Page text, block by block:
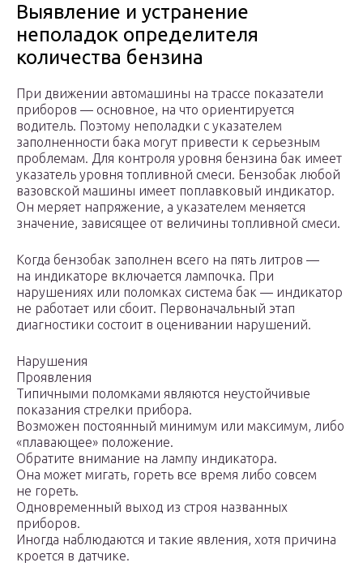
Выявление и устранение
неполадок определителя
количества бензина
При движении автомашины на трассе показатели
приборов — основное, на что ориентируется
водитель. Поэтому неполадки с указателем
заполненности бака могут привести к серьезным
проблемам. Для контроля уровня бензина бак имеет
указатель уровня топливной смеси. Бензобак любой
вазовской машины имеет поплавковый индикатор.
Он меряет напряжение, а указателем меняется
значение, зависящее от величины топливной смеси.
Когда бензобак заполнен всего на пять литров —
на индикаторе включается лампочка. При
нарушениях или поломках система бак — индикатор
не работает или сбоит. Первоначальный этап
диагностики состоит в оценивании нарушений.
Нарушения
Проявления
Типичными поломками являются неустойчивые
показания стрелки прибора.
Возможен постоянный минимум или максимум, либо
«плавающее» положение.
Обратите внимание на лампу индикатора.
Она может мигать, гореть все время либо совсем
не гореть.
Одновременный выход из строя названных
приборов.
Иногда наблюдаются и такие явления, хотя причина
кроется в датчике.